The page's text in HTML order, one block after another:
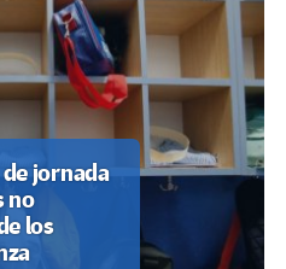
jornada
no
los